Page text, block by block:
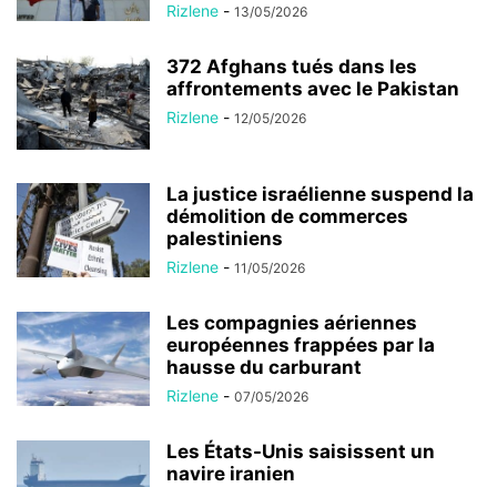
Rizlene - 13/05/2026
372 Afghans tués dans les
affrontements avec le Pakistan
Rizlene - 12/05/2026
La justice israélienne suspend la
démolition de commerces
palestiniens
Rizlene - 11/05/2026
Les compagnies aériennes
européennes frappées par la
hausse du carburant
Rizlene - 07/05/2026
Les États-Unis saisissent un
navire iranien